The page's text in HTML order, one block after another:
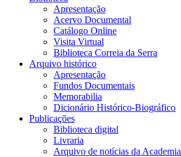
Apresentação
Acervo Documental
Catálogo Online
Visita Virtual
Biblioteca Correia da Serra
Arquivo histórico
Apresentação
Fundos Documentais
Memorabilia
Dicionário Histórico-Biográfico
Publicações
Biblioteca digital
Livraria
Arquivo de notícias da Academia